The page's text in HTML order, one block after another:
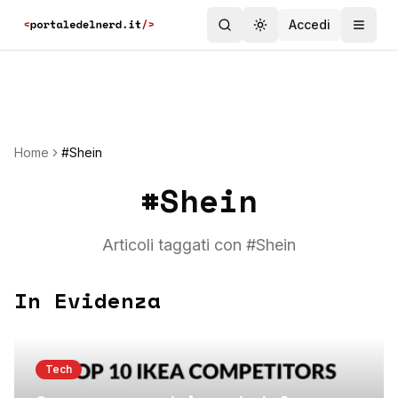
Toggle theme
Accedi
Home #Shein
#Shein
Articoli taggati con #Shein
In Evidenza
Tech